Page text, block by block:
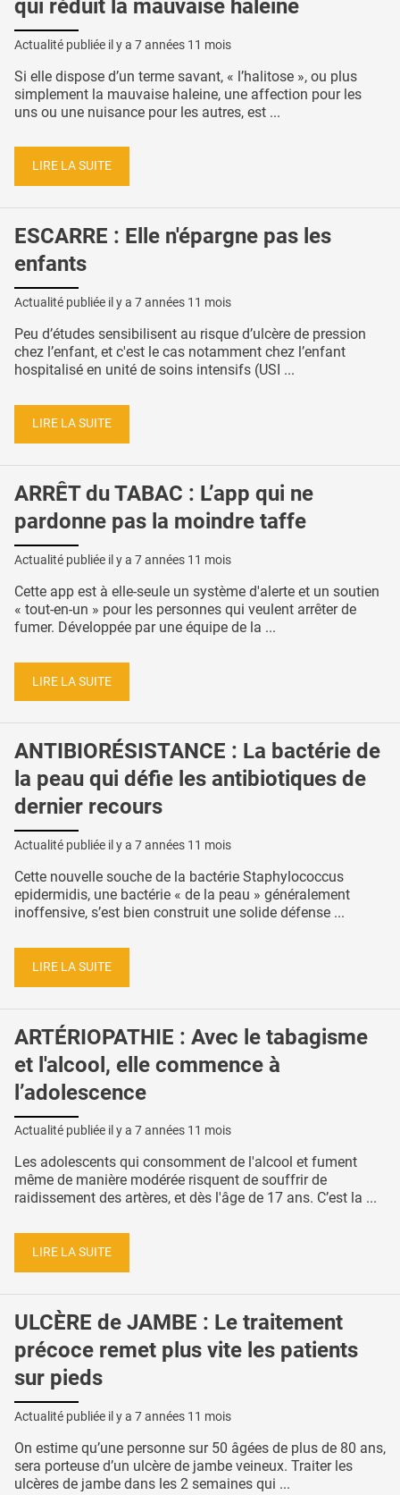
qui réduit la mauvaise haleine
Actualité publiée il y a 7 années 11 mois
Si elle dispose d’un terme savant, « l’halitose », ou plus
simplement la mauvaise haleine, une affection pour les
uns ou une nuisance pour les autres, est ...
LIRE LA SUITE
ESCARRE : Elle n'épargne pas les
enfants
Actualité publiée il y a 7 années 11 mois
Peu d’études sensibilisent au risque d’ulcère de pression
chez l’enfant, et c'est le cas notamment chez l’enfant
hospitalisé en unité de soins intensifs (USI ...
LIRE LA SUITE
ARRÊT du TABAC : L’app qui ne
pardonne pas la moindre taffe
Actualité publiée il y a 7 années 11 mois
Cette app est à elle-seule un système d'alerte et un soutien
« tout-en-un » pour les personnes qui veulent arrêter de
fumer. Développée par une équipe de la ...
LIRE LA SUITE
ANTIBIORÉSISTANCE : La bactérie de
la peau qui défie les antibiotiques de
dernier recours
Actualité publiée il y a 7 années 11 mois
Cette nouvelle souche de la bactérie Staphylococcus
epidermidis, une bactérie « de la peau » généralement
inoffensive, s’est bien construit une solide défense ...
LIRE LA SUITE
ARTÉRIOPATHIE : Avec le tabagisme
et l'alcool, elle commence à
l’adolescence
Actualité publiée il y a 7 années 11 mois
Les adolescents qui consomment de l'alcool et fument
même de manière modérée risquent de souffrir de
raidissement des artères, et dès l'âge de 17 ans. C’est la ...
LIRE LA SUITE
ULCÈRE de JAMBE : Le traitement
précoce remet plus vite les patients
sur pieds
Actualité publiée il y a 7 années 11 mois
On estime qu’une personne sur 50 âgées de plus de 80 ans,
sera porteuse d’un ulcère de jambe veineux. Traiter les
ulcères de jambe dans les 2 semaines qui ...